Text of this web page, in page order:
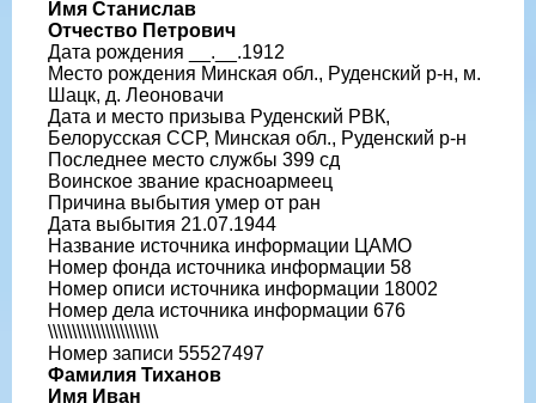
Имя Станислав
Отчество Петрович
Дата рождения __.__.1912
Место рождения Минская обл., Руденский р-н, м.
Шацк, д. Леоновачи
Дата и место призыва Руденский РВК,
Белорусская ССР, Минская обл., Руденский р-н
Последнее место службы 399 сд
Воинское звание красноармеец
Причина выбытия умер от ран
Дата выбытия 21.07.1944
Название источника информации ЦАМО
Номер фонда источника информации 58
Номер описи источника информации 18002
Номер дела источника информации 676
\\\\\\\\\\\\\\\\\\\\\\\
Номер записи 55527497
Фамилия Тиханов
Имя Иван